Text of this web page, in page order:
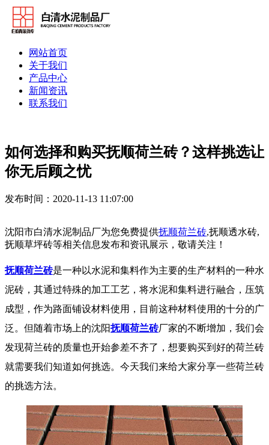
网站首页
关于我们
产品中心
新闻资讯
联系我们
如何选择和购买抚顺荷兰砖？这样挑选让
你无后顾之忧
发布时间：2020-11-13 11:07:00
沈阳市白清水泥制品厂为您免费提供抚顺荷兰砖,抚顺透水砖,
抚顺草坪砖等相关信息发布和资讯展示，敬请关注！
抚顺荷兰砖是一种以水泥和集料作为主要的生产材料的一种水
泥砖，其通过特殊的加工工艺，将水泥和集料进行融合，压筑
成型，作为路面铺设材料使用，目前这种材料使用的十分的广
泛。但随着市场上的沈阳抚顺荷兰砖厂家的不断增加，我们会
发现荷兰砖的质量也开始参差不齐了，想要购买到好的荷兰砖
就需要我们知道如何挑选。今天我们来给大家分享一些荷兰砖
的挑选方法。